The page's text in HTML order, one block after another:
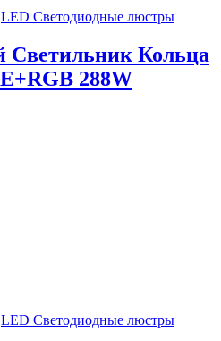
LED Светодиодные люстры
Светильник Кольца
288W
LED Светодиодные люстры